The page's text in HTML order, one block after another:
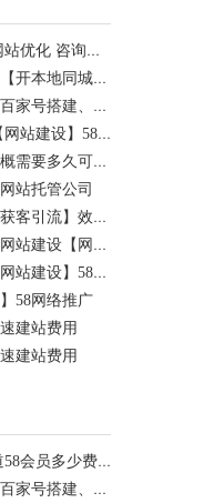
湖北省武汉市洪山区网站开发/网站优化 咨询服务
湖北省武汉市青山区新沟桥街道【开本地同城会员推广】百度推广费用 咨询服务
湖北省武汉市武昌区白沙洲街道百家号搭建、设置【网站建设一条龙】
湖北省武汉市汉阳区 四新街道【网站建设】58网络推广 咨询服务
湖北省武汉市汉阳区网站制作大概需要多久可以制作好？
站托管公司
湖北省武汉市江汉区新华街道【获客引流】效果好价格便宜网络推广营销宣传公司
湖北省武汉市江岸区谌家矶街道网站建设【网页制作】网站维护-网站改版
湖北省武汉市江岸区四唯街道【网站建设】58网络推广
58网络推广
建站费用
建站费用
湖北省武汉市洪山区 狮子山街道58会员多少费用？ 咨询服务
湖北省武汉市青山区红钢城街道百家号搭建、设置、代运营 咨询服务